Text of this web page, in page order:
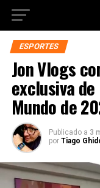
ESPORTES
Jon Vlogs
exclusiva
Mundo de
Publicado a 3
por Tiago